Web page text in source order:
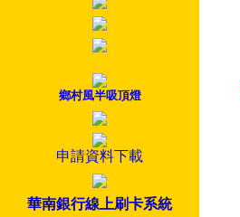
鄉村風半吸頂燈
申請資料下載
華南銀行線上刷卡系統